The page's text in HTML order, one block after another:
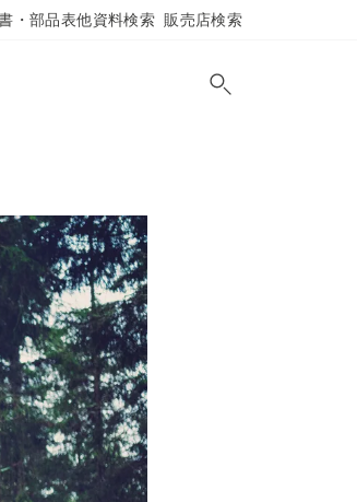
・部品表他資料検索 販売店検索